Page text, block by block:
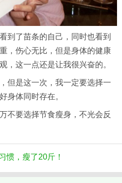
了苗条的自己，同时也看到
，伤心无比，但是身体的健康
，这一点还是让我很兴奋的。
是这一次，我一定要选择一
身体同时存在。
要选择节食瘦身，不光会反
惯，瘦了20斤！